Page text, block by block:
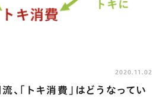
､「トキ消費」はどうなってい
2020.11.02